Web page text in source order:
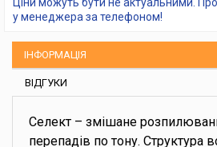
у менеджера за телефоном!
ІНФОРМАЦІЯ
ВІДГУКИ
Селект – змішане
перепадів по тону. Структура